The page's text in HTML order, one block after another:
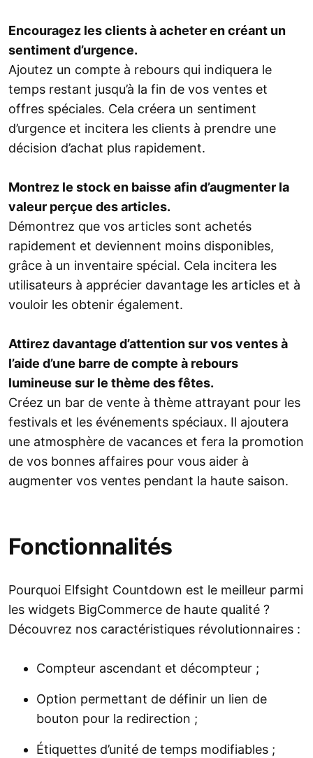
Encouragez les clients à acheter en créant un
sentiment d’urgence.
Ajoutez un compte à rebours qui indiquera le
temps restant jusqu’à la fin de vos ventes et
offres spéciales. Cela créera un sentiment
d’urgence et incitera les clients à prendre une
décision d’achat plus rapidement.
Montrez le stock en baisse afin d’augmenter la
valeur perçue des articles.
Démontrez que vos articles sont achetés
rapidement et deviennent moins disponibles,
grâce à un inventaire spécial. Cela incitera les
utilisateurs à apprécier davantage les articles et à
vouloir les obtenir également.
Attirez davantage d’attention sur vos ventes à
l’aide d’une barre de compte à rebours
lumineuse sur le thème des fêtes.
Créez un bar de vente à thème attrayant pour les
festivals et les événements spéciaux. Il ajoutera
une atmosphère de vacances et fera la promotion
de vos bonnes affaires pour vous aider à
augmenter vos ventes pendant la haute saison.
Fonctionnalités
Pourquoi Elfsight Countdown est le meilleur parmi
les widgets BigCommerce de haute qualité ?
Découvrez nos caractéristiques révolutionnaires :
Compteur ascendant et décompteur ;
Option permettant de définir un lien de
bouton pour la redirection ;
Étiquettes d’unité de temps modifiables ;